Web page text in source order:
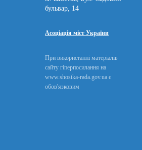
бульвар, 14
Асоціація міст України
При використанні матеріалів
сайту гіперпосилання на
www.shostka-rada.gov.ua є
обов'язковим